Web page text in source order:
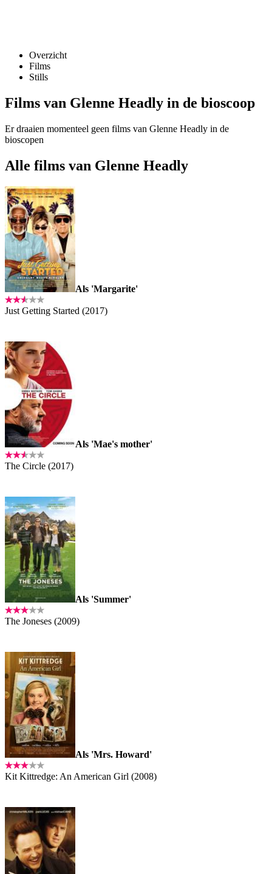
Overzicht
Films
Stills
Films van Glenne Headly in de bioscoop
Er draaien momenteel geen films van Glenne Headly in de
bioscopen
Alle films van Glenne Headly
Als 'Margarite'
Just Getting Started (2017)
Als 'Mae's mother'
The Circle (2017)
Als 'Summer'
The Joneses (2009)
Als 'Mrs. Howard'
Kit Kittredge: An American Girl (2008)